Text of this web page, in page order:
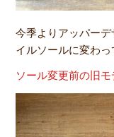
今季よりアッパー
イルソールに変わっ
ソール変更前の旧モ